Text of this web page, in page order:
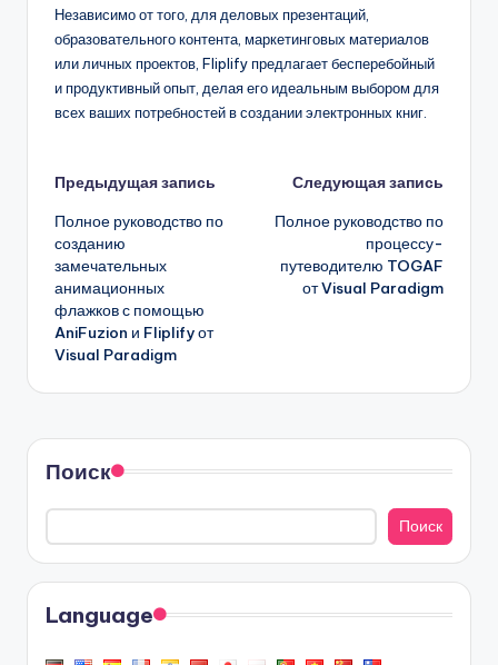
Независимо от того, для деловых презентаций,
образовательного контента, маркетинговых материалов
или личных проектов, Fliplify предлагает бесперебойный
и продуктивный опыт, делая его идеальным выбором для
всех ваших потребностей в создании электронных книг.
Навигация
записи
Предыдущая запись
Полное руководство по
созданию
замечательных
анимационных
флажков с помощью
AniFuzion и Fliplify от
Visual Paradigm
Следующая запись
Полное руководство по
процессу-
путеводителю TOGAF
от Visual Paradigm
Поиск
Поиск
Language